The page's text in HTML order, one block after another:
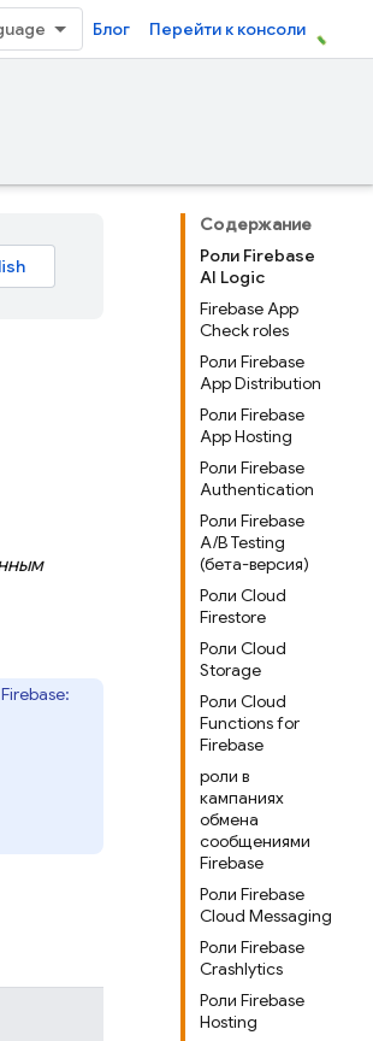
Блог Перейти к консоли
Содержание
Роли Firebase
AI Logic
Firebase App
Check roles
Роли Firebase
App Distribution
Роли Firebase
App Hosting
Роли Firebase
Authentication
Роли Firebase
A/B Testing
(бета-версия)
Роли Cloud
Firestore
Роли Cloud
Storage
Роли Cloud
Functions for
Firebase
роли в
кампаниях
обмена
сообщениями
Firebase
Роли Firebase
Cloud Messaging
Роли Firebase
Crashlytics
Роли Firebase
Hosting